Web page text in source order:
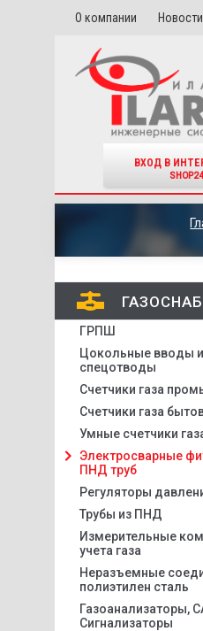
О компании Новости
ВХОД В
ГРПШ
Цокольные вводы и
спецотводы
Счетчики газа
Счетчики газа
Умные счетчики
Электросварные
ПНД труб
Регуляторы
Трубы из ПНД
Измерительные
учета газа
Неразъемные
полиэтилен сталь
Газоанализаторы,
Сигнализаторы